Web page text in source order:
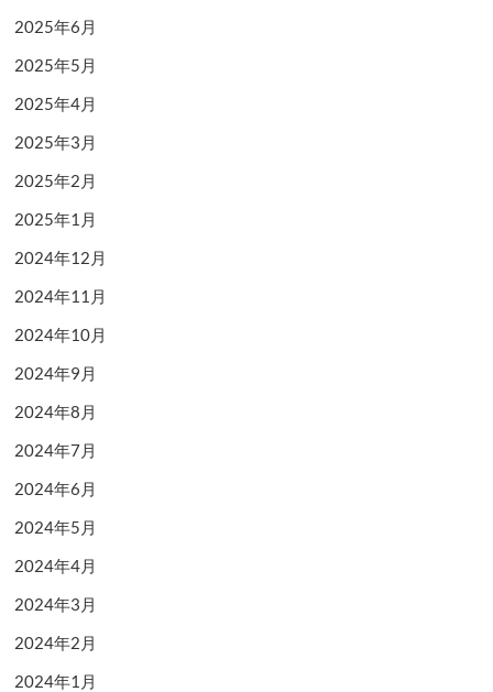
2025年6月
2025年5月
2025年4月
2025年3月
2025年2月
2025年1月
2024年12月
2024年11月
2024年10月
2024年9月
2024年8月
2024年7月
2024年6月
2024年5月
2024年4月
2024年3月
2024年2月
2024年1月